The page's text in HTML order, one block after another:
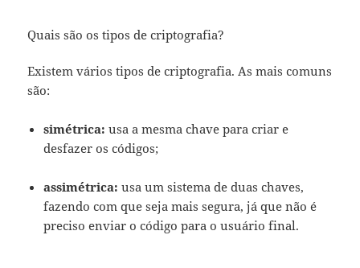
Quais são os tipos de criptografia?
Existem vários tipos de criptografia. As mais comuns
são:
simétrica: usa a mesma chave para criar e
desfazer os códigos;
assimétrica: usa um sistema de duas chaves,
fazendo com que seja mais segura, já que não é
preciso enviar o código para o usuário final.